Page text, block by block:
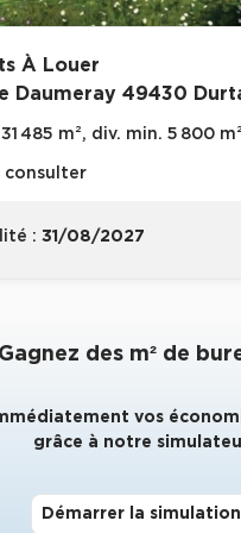
classe A
Commerces
à Bordeaux
à Reims
À Louer
Daumeray 49430
31 485 m², div. min. 5 800 m²
consulter
: 31/08/2027
Gagnez des m² de
vos
grâce à notre
Démarrer la simulation